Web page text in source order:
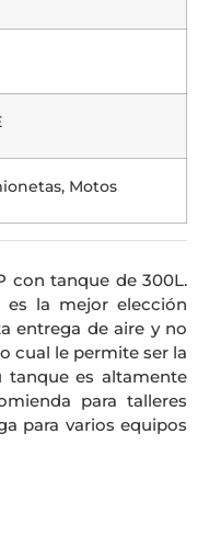
Motos
con tanque de 300L.
la mejor elección
entrega de aire y no
cual le permite ser la
tanque es altamente
para talleres
para varios equipos